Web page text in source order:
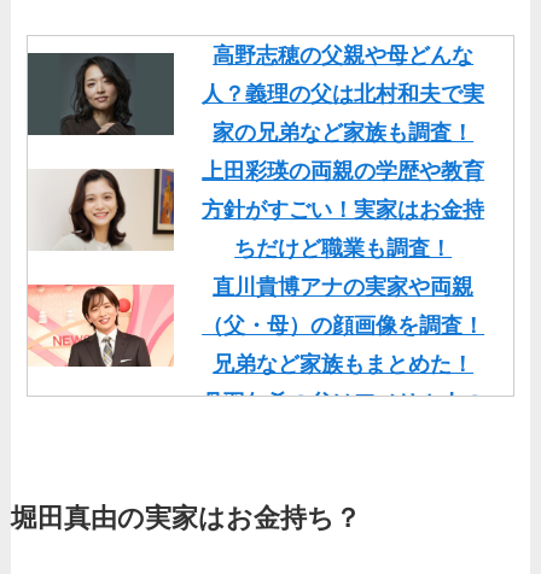
高野志穂の父親や母どんな
人？義理の父は北村和夫で実
家の兄弟など家族も調査！
上田彩瑛の両親の学歴や教育
方針がすごい！実家はお金持
ちだけど職業も調査！
直川貴博アナの実家や両親
（父・母）の顔画像を調査！
兄弟など家族もまとめた！
丹羽仁希の父はアメリカ人の
基俊介の実家はお金持ち？兄
堀田真由の実家はお金持ち？